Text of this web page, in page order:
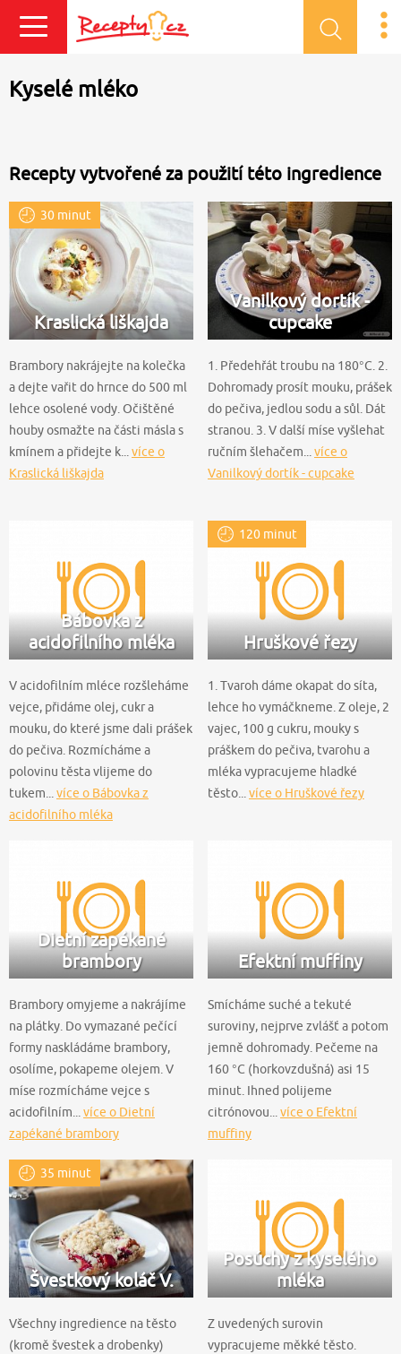
Přihlásit se
Kyselé mléko
Recepty vytvořené za použití této ingredience
30 minut
Kraslická liškajda
Brambory nakrájejte na kolečka
a dejte vařit do hrnce do 500 ml
lehce osolené vody. Očištěné
houby osmažte na části másla s
kmínem a přidejte k...více o
Kraslická liškajda
Vanilkový dortík -
cupcake
1. Předehřát troubu na 180°C. 2.
Dohromady prosít mouku, prášek
do pečiva, jedlou sodu a sůl. Dát
stranou. 3. V další míse vyšlehat
ručním šlehačem...více o
Vanilkový dortík - cupcake
Bábovka z
acidofilního mléka
V acidofilním mléce rozšleháme
vejce, přidáme olej, cukr a
mouku, do které jsme dali prášek
do pečiva. Rozmícháme a
polovinu těsta vlijeme do
tukem... více o Bábovka z
acidofilního mléka
120 minut
Hruškové řezy
1. Tvaroh dáme okapat do síta,
lehce ho vymáčkneme. Z oleje, 2
vajec, 100 g cukru, mouky s
práškem do pečiva, tvarohu a
mléka vypracujeme hladké
těsto... více o Hruškové řezy
Dietní zapékané
brambory
Brambory omyjeme a nakrájíme
na plátky. Do vymazané pečící
formy naskládáme brambory,
osolíme, pokapeme olejem. V
míse rozmícháme vejce s
acidofilním... více o Dietní
zapékané brambory
Efektní muffiny
Smícháme suché a tekuté
suroviny, nejprve zvlášť a potom
jemně dohromady. Pečeme na
160 °C (horkovzdušná) asi 15
minut. Ihned polijeme
citrónovou... více o Efektní
muffiny
35 minut
Švestkový koláč V.
Všechny ingredience na těsto
(kromě švestek a drobenky)
Posúchy z kyselého
mléka
Z uvedených surovin
vypracujeme měkké těsto.